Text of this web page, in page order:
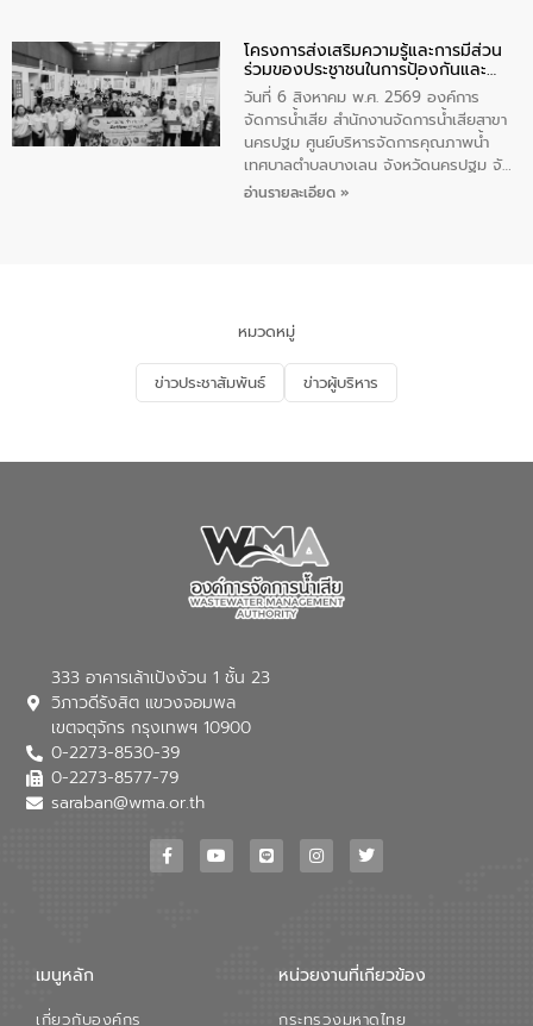
ประชาชน ตัวแทนจากโรงแรมต่างๆ ในเขต
เทศบาลตำบลราไวย์ ศูนย์บริหารจัดการ
คุณภาพน้ำเทศบาลตำบลราไวย์ นำโดยนาย
น้อย แก้วเศษ ผู้จัดการสำนักงานจัดการน้ำ
เสียสาขาภูเก็ต พร้อมด้วยเจ้าหน้าที่ จำนวน
5 คน ร่วมทำกิจกรรม ทำความสะอาด
ชายหาดและแหล่งท่องเที่ยว ณ บริเวณ
โครงการส่งเสริมความรู้และการมีส่วน
ร่วมของประชาชนในการป้องกันและ
แก้ไขปัญหาน้ำเสียอย่างยั่งยืน
วันที่ 6 สิงหาคม พ.ศ. 2569 องค์การ
จัดการน้ำเสีย สำนักงานจัดการน้ำเสียสาขา
นครปฐม ศูนย์บริหารจัดการคุณภาพน้ำ
เทศบาลตำบลบางเลน จังหวัดนครปฐม จัด
กิจกรรมภายใต้โครงการส่งเสริมความรู้และ
จัดการน้ำเสียและสร้างจิตสำนึกในการ
อนุรักษ์สิ่งแวดล้อม ในหัวข้อ “น้ำเสียชุมชน
และการบำบัดน้ำเสียเบื้องต้น” โดยให้ความรู้
เกี่ยวกับสาเหตุและผลกระทบของน้ำเสีย
ณ เทศบาลตำบลบางเลน จังหวัดนครปฐม
อ่านรายละเอียด »
หมวดหมู่
ข่าวประชาสัมพันธ์ ข่าวผู้บริหาร
333 อาคารเล้าเป้งง้วน 1 ชั้น 23
วิภาวดีรังสิต แขวงจอมพล
เขตจตุจักร กรุงเทพฯ 10900
0-2273-8530-39
0-2273-8577-79
saraban@wma.or.th
เมนูหลัก
เกี่ยวกับองค์กร
หน่วยงานที่เกียวข้อง
กระทรวงมหาดไทย